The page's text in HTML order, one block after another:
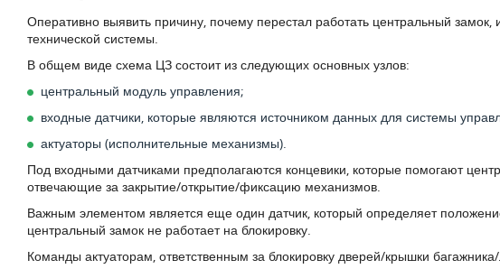
Оперативно выявить причину, почему перестал работать центральный
технической системы.
В общем виде схема ЦЗ состоит из следующих основных узлов:
центральный модуль управления;
входные датчики, которые являются источником данных для системы
актуаторы (исполнительные механизмы).
Под входными датчиками предполагаются концевики, которые помогают
отвечающие за закрытие/открытие/фиксацию механизмов.
Важным элементом является еще один датчик, который определяет
центральный замок не работает на блокировку.
Команды актуаторам, ответственным за блокировку дверей/крышки